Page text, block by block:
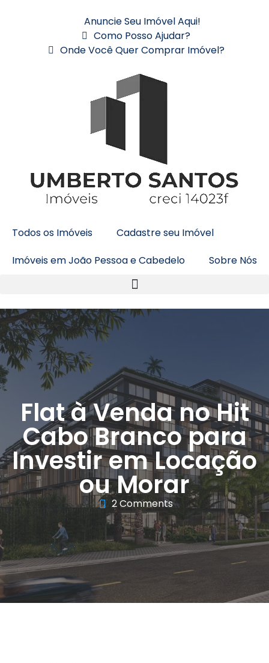
Anuncie Seu Imóvel Aqui!
Como Posso Ajudar?
Onde Você Quer Comprar Imóvel?
Todos os Imóveis
Cadastre seu Imóvel
Imóveis em João Pessoa e Cabedelo
Sobre Nós
Flat à Venda no Hit
Cabo Branco para
Investir em Locação
ou Morar
2 Comments